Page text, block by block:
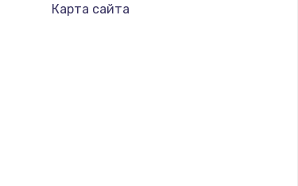
Карта сайта